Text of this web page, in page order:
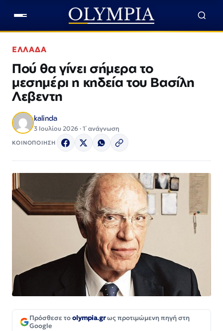
ΕΛΛΑΔΑ
Πού θα γίνει σήμερα το
μεσημέρι η κηδεία του Βασίλη
Λεβεντη
kalinda
3 Ιουλίου 2026 · 1΄ ανάγνωση
ΚΟΙΝΟΠΟΙΗΣΗ
Πρόσθεσε τοolympia.grως προτιμώμενη πηγή στη
Google